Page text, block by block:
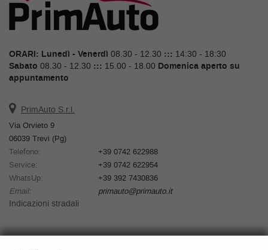
ORARI: Lunedì - Venerdì 08.30 - 12.30 ::: 14:30 - 18:30
Sabato 08.30 - 12.30 ::: 15.00 - 18.00 Domenica aperto su
appuntamento
PrimAuto S.r.l.
Via Orvieto 9
06039 Trevi (Pg)
Telefono:
+39 0742 622988
Service:
+39 0742 622954
WhatsUp:
+39 392 7430836
Email:
primauto@primauto.it
Indicazioni stradali